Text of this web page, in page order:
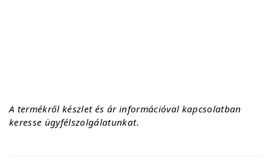
A termékről készlet és ár információval kapcsolatban
keresse ügyfélszolgálatunkat.